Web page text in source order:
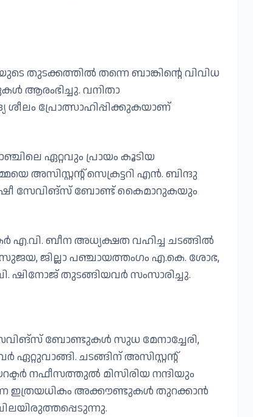
തുടക്കത്തിൽ തന്നെ ബാങ്കിന്റെ വിവിധ
ആരംഭിച്ചു. വനിതാ
ശീലം പ്രോത്സാഹിപ്പിക്കുകയാണ്
ഏറ്റവും പ്രായം കൂടിയ
അസിസ്റ്റന്റ് സെക്രട്ടറി എൻ. ബിന്ദു
ഷീ സേവിങ്സ് ബോണ്ട് കൈമാറുകയും
എ.വി. ബീന അധ്യക്ഷത വഹിച്ച ചടങ്ങിൽ
ജില്ലാ പഞ്ചായത്തംഗം എ.കെ. ശോഭ,
ഷിനോജ് തുടങ്ങിയവർ സംസാരിച്ചു.
ബോണ്ടുകൾ സുധ മേനാച്ചേരി,
ഏറ്റുവാങ്ങി. ചടങ്ങിന് അസിസ്റ്റന്റ്
നഫീസത്തുൽ മിസിരിയ നന്ദിയും
ഇത്രയധികം അക്കൗണ്ടുകൾ തുറക്കാൻ
വിലയിരുത്തപ്പെടുന്നു.